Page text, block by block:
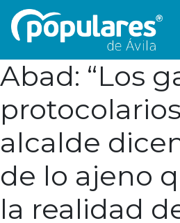
Abad: “Los
alcalde
de lo ajeno
la realidad